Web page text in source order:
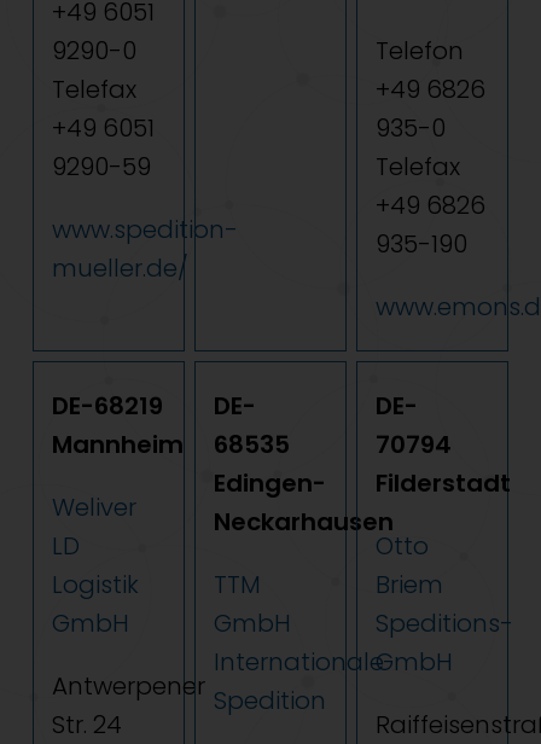
+49 6051
9290-0
Telefax
+49 6051
9290-59
www.spedition-
mueller.de/
Telefon
+49 6826
935-0
Telefax
+49 6826
935-190
DE-68219
Mannheim
Weliver
LD
Logistik
GmbH
Antwerpener
Str. 24
DE-
68535
Edingen-
Neckarhausen
TTM
GmbH
Internationale
Spedition
DE-
70794
Filderstadt
Otto
Briem
Speditions-
GmbH